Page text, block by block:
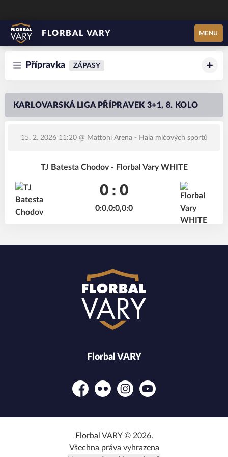
FLORBAL VARY MENU
Přípravka ZÁPASY
KARLOVARSKÁ LIGA PŘÍPRAVEK 3+1, 8. KOLO
15. 2. 2026 11:20@ Mattoni Arena - Hala míčových sportů
TJ Batesta Chodov - Florbal Vary WHITE
0 : 0
0:0,0:0,0:0
Florbal VARY
FacebookFlickr InstagramYouTube
Florbal VARY © 2026.
Všechna práva vyhrazena